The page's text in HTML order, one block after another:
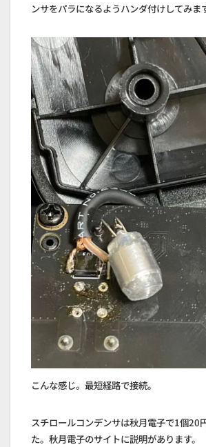
ンサをパラになるようハンダ付けしてみま
こんな感じ。最短経路で接続。
スチロールコンデンサは秋月電子で1個20
た。秋月電子のサイトに説明があります。